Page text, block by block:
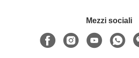
Mezzi sociali